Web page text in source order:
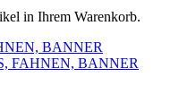
in Ihrem Warenkorb.
BANNER
FAHNEN, BANNER